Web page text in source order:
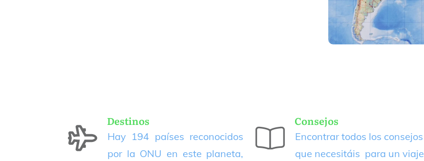
Destinos
Hay 194 países reconocidos
por la ONU en este planeta,
Consejos
Encontrar todos los consejos
que necesitáis para un viaje